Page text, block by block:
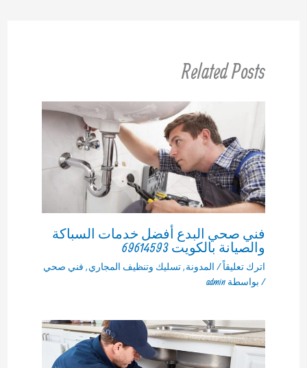
Related Posts
فني صحي البدع أفضل خدمات السباكة
والصيانة بالكويت 69614593
اترك تعليقاً / المدونة,تسليك وتنظيف المجاري, فني صحي
/ بواسطة admin